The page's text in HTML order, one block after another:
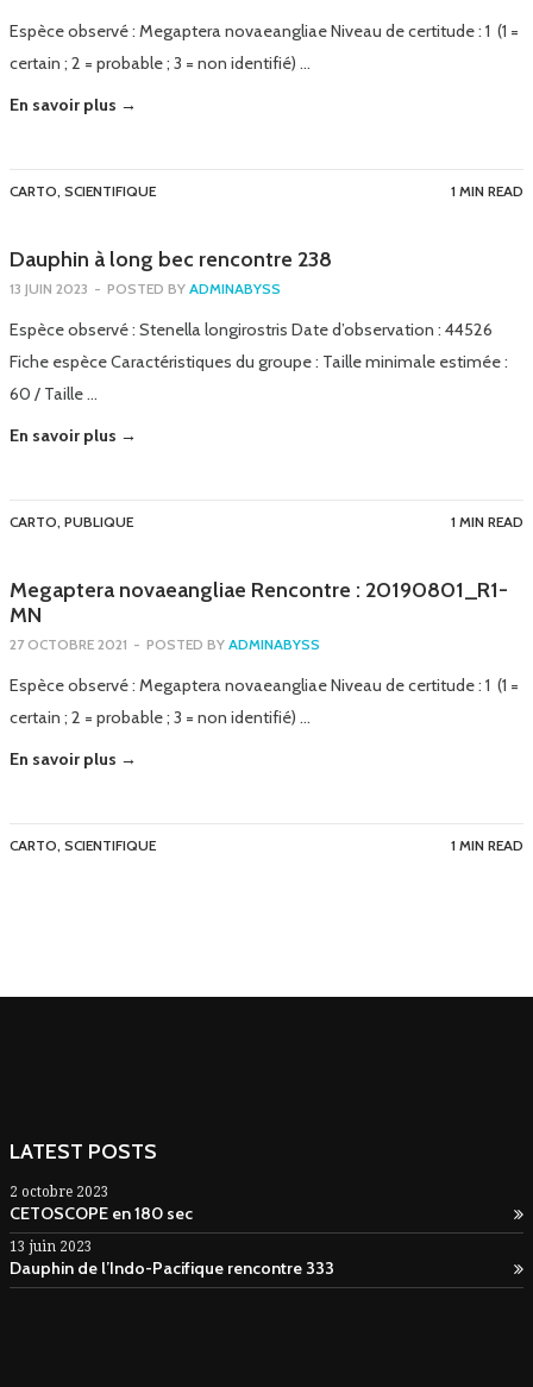
Espèce observé : Megaptera novaeangliae Niveau de certitude : 1 (1 =
certain ; 2 = probable ; 3 = non identifié) …
En savoir plus →
CARTO, SCIENTIFIQUE 1 MIN READ
Dauphin à long bec rencontre 238
13 JUIN 2023 - POSTED BY ADMINABYSS
Espèce observé : Stenella longirostris Date d’observation : 44526
Fiche espèce Caractéristiques du groupe : Taille minimale estimée :
60 / Taille …
En savoir plus →
CARTO, PUBLIQUE 1 MIN READ
Megaptera novaeangliae Rencontre : 20190801_R1-
MN
27 OCTOBRE 2021 - POSTED BY ADMINABYSS
Espèce observé : Megaptera novaeangliae Niveau de certitude : 1 (1 =
certain ; 2 = probable ; 3 = non identifié) …
En savoir plus →
CARTO, SCIENTIFIQUE 1 MIN READ
LATEST POSTS
2 octobre 2023
CETOSCOPE en 180 sec
13 juin 2023
Dauphin de l’Indo-Pacifique rencontre 333